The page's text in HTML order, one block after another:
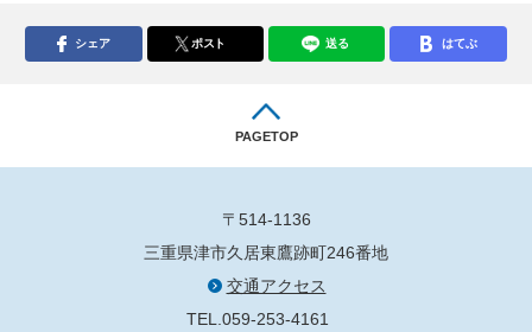
シェア ポスト 送る はてぶ
PAGETOP
〒514-1136
三重県津市久居東鷹跡町246番地
交通アクセス
TEL.059-253-4161